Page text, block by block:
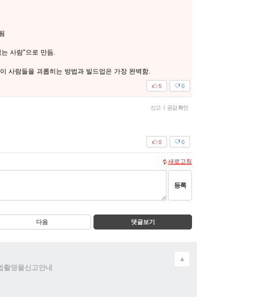
사람"으로 만듬.
사람들을 괴롭히는 방법과 빌드업은 가장 완벽함.
0
5
신고 | 공감 확인
0
0
새로고침
등록
다음 댓글보기
촬영물신고안내
▲